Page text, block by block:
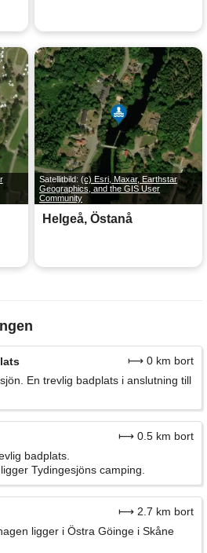
Satellitbild: (c) Esri, Maxar, Earthstar
Geographics, and the GIS User
Community
Helgeå, Östanå
⟼ 0 km bort
En trevlig badplats i anslutning till
⟼ 0.5 km bort
badplats.
Tydingesjöns camping.
⟼ 2.7 km bort
ligger i Östra Göinge i Skåne